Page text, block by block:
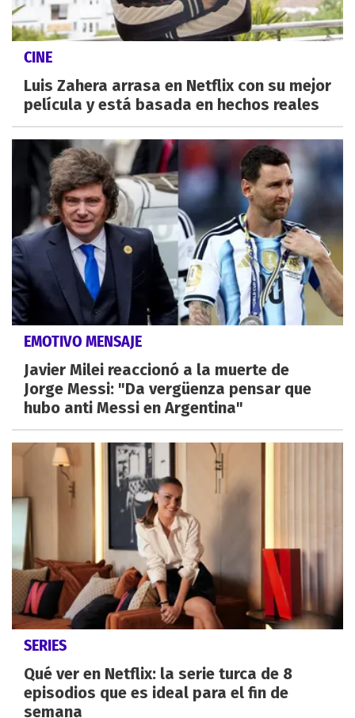
CINE
Luis Zahera arrasa en Netflix con su mejor
película y está basada en hechos reales
EMOTIVO MENSAJE
Javier Milei reaccionó a la muerte de
Jorge Messi: "Da vergüenza pensar que
hubo anti Messi en Argentina"
SERIES
Qué ver en Netflix: la serie turca de 8
episodios que es ideal para el fin de
semana